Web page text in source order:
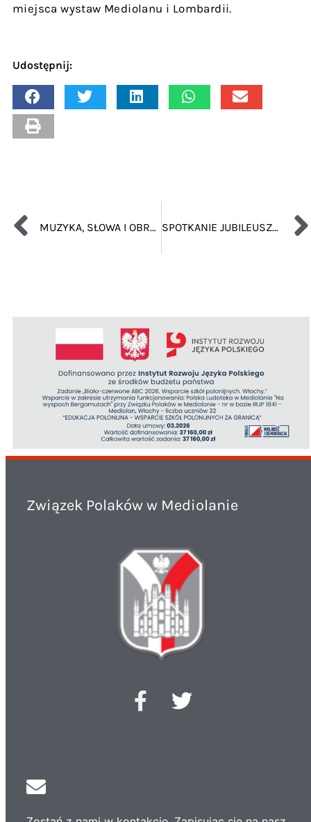
miejsca wystaw Mediolanu i Lombardii.
Udostępnij:
MUZYKA, SŁOWA I OBRAZY NA CZEŚĆ BŁOGOSŁAWIONEGO JANA PAWŁA II SPOTKANIE JUBILEUSZOWE ZWIĄZKU POLAKÓW W MEDIOLANIE
Związek Polaków w Mediolanie